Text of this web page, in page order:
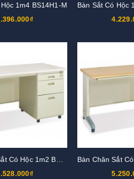
1m4 BS14H1-M